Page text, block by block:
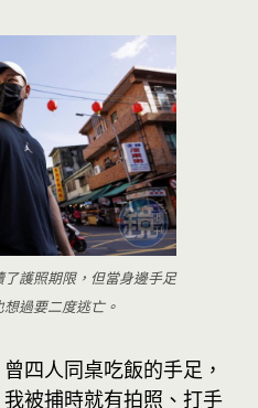
護照期限，但當身邊手足
過要二度逃亡。
四人同桌吃飯的手足，
我被捕時就有拍照、打手